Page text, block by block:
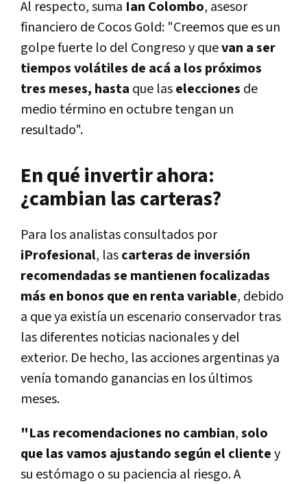
Al respecto, suma Ian Colombo, asesor
financiero de Cocos Gold: "Creemos que es un
golpe fuerte lo del Congreso y quevan a ser
tiempos volátiles de acá a los próximos
tres meses, hasta que laselecciones de
medio término en octubre tengan un
resultado".
En qué invertir ahora:
¿cambian las carteras?
Para los analistas consultados por
iProfesional, lascarteras de inversión
recomendadas se mantienen focalizadas
más en bonos que en renta variable, debido
a que ya existía un escenario conservador tras
las diferentes noticias nacionales y del
exterior. De hecho, las acciones argentinas ya
venía tomando ganancias en los últimos
meses.
"Las recomendaciones no cambian,solo
que las vamos ajustando según el clientey
su estómago o su paciencia al riesgo. A